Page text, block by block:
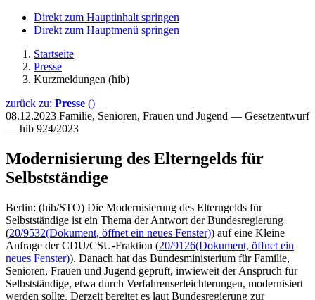
Direkt zum Hauptinhalt springen
Direkt zum Hauptmenü springen
Startseite
Presse
Kurzmeldungen (hib)
zurück zu: Presse ()
08.12.2023 Familie, Senioren, Frauen und Jugend — Gesetzentwurf
— hib 924/2023
Modernisierung des Elterngelds für
Selbstständige
Berlin: (hib/STO) Die Modernisierung des Elterngelds für
Selbstständige ist ein Thema der Antwort der Bundesregierung
(20/9532(Dokument, öffnet ein neues Fenster)) auf eine Kleine
Anfrage der CDU/CSU-Fraktion (20/9126(Dokument, öffnet ein
neues Fenster)). Danach hat das Bundesministerium für Familie,
Senioren, Frauen und Jugend geprüft, inwieweit der Anspruch für
Selbstständige, etwa durch Verfahrenserleichterungen, modernisiert
werden sollte. Derzeit bereitet es laut Bundesregierung zur